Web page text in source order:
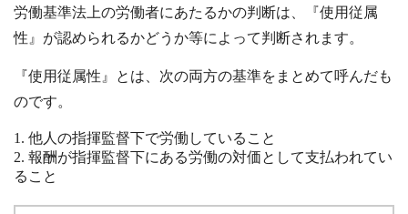
労働基準法上の労働者にあたるかの判断は、『使用従属
性』が認められるかどうか等によって判断されます。
『使用従属性』とは、次の両方の基準をまとめて呼んだも
のです。
他人の指揮監督下で労働していること
報酬が指揮監督下にある労働の対価として支払われてい
ること